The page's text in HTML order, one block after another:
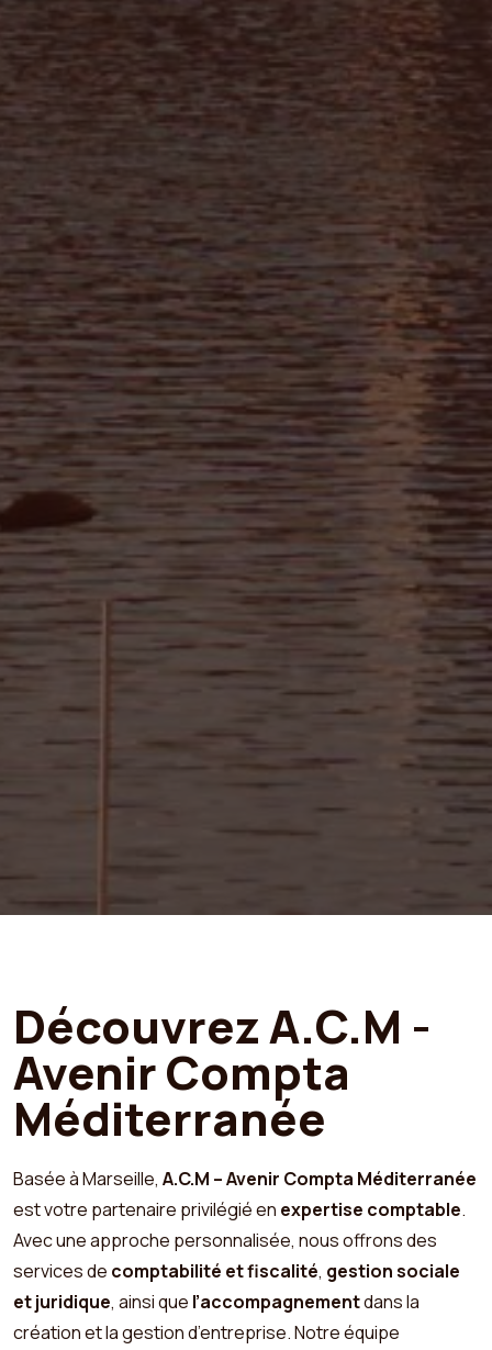
Découvrez A.C.M -
Avenir Compta
Méditerranée
Basée à Marseille, A.C.M – Avenir Compta Méditerranée
est votre partenaire privilégié en expertise comptable.
Avec une approche personnalisée, nous offrons des
services de comptabilité et fiscalité, gestion sociale
et juridique, ainsi que l’accompagnementdans la
création et la gestion d’entreprise. Notre équipe